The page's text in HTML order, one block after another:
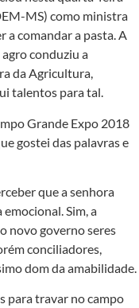
MS) como ministra
a comandar a pasta. A
conduziu a
da Agricultura,
talentos para tal.
Grande Expo 2018
gostei das palavras e
que a senhora
Sim, a
novo governo seres
conciliadores,
dom da amabilidade.
para travar no campo